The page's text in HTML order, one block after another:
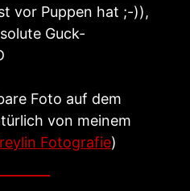
vor Puppen hat ;-)),
Guck-
Foto auf dem
von meinem
Fotografie)